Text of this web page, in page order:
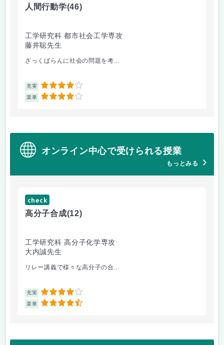
人間行動学(46)
工学研究科 都市社会工学専攻
藤井聡先生
ざっくばらんに社会の問題を考...
充実 4
楽単 4
オンライン中心で受けられる授業
もっとみる
check
高分子合成(12)
工学研究科 高分子化学専攻
大内誠先生
リレー講義で様々な高分子の合...
充実 4
楽単 4.5